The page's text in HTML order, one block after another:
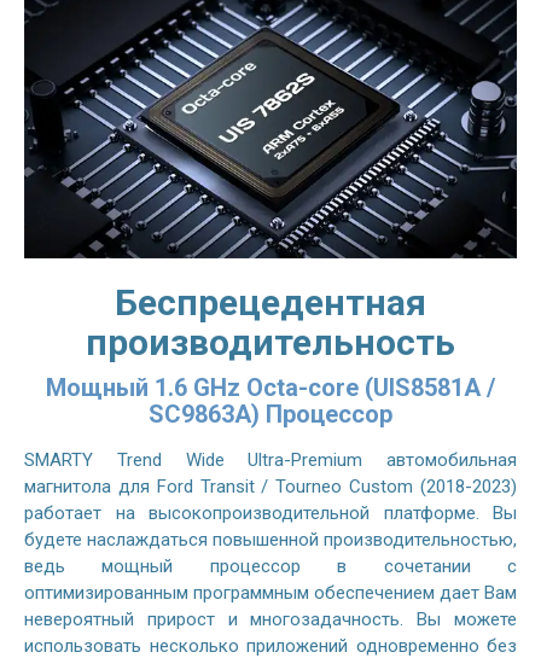
Беспрецедентная
производительность
Мощный 1.6 GHz Octa-core (UIS8581A /
SC9863A) Процессор
SMARTY Trend Wide Ultra-Premium автомобильная
магнитола для Ford Transit / Tourneo Custom (2018-2023)
работает на высокопроизводительной платформе. Вы
будете наслаждаться повышенной производительностью,
ведь мощный процессор в сочетании с
оптимизированным программным обеспечением дает Вам
невероятный прирост и многозадачность. Вы можете
использовать несколько приложений одновременно без